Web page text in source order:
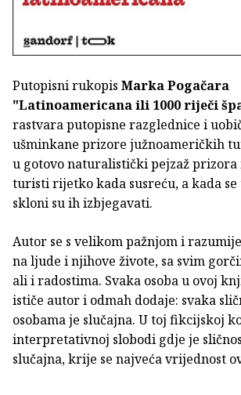
Putopisni rukopis Marka Pogačara
"Latinoamericana ili 1000 riječi
rastvara putopisne razglednice i
ušminkane prizore južnoameričkih
u gotovo naturalistički pejzaž
turisti rijetko kada susreću, a kada
skloni su ih izbjegavati.
Autor se s velikom pažnjom i
na ljude i njihove živote, sa svim
ali i radostima. Svaka osoba u ovoj
ističe autor i odmah dodaje: svaka
osobama je slučajna. U toj fikcijskoj
interpretativnoj slobodi gdje je
slučajna, krije se najveća vrijednost